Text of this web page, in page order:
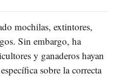
mochilas, extintores,
Sin embargo, ha
y ganaderos hayan
sobre la correcta